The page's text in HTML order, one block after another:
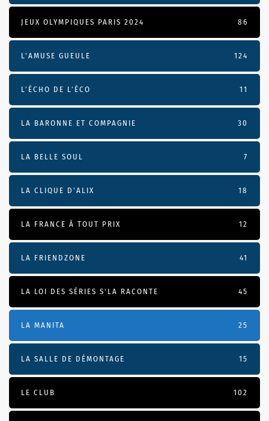
JEUX OLYMPIQUES PARIS 2024 86
L'AMUSE GUEULE 124
L’ÉCHO DE L’ÉCO 11
LA BARONNE ET COMPAGNIE 30
LA BELLE SOUL 7
LA CLIQUE D'ALIX 18
LA FRANCE À TOUT PRIX 12
LA FRIENDZONE 41
LA LOI DES SÉRIES S'LA RACONTE 45
LA MANITA 25
LA SALLE DE DÉMONTAGE 15
LE CLUB 102